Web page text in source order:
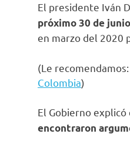
El presidente Iván
próximo 30 de
en marzo del 2020
(Le recomendamos:
Colombia)
El Gobierno
encontraron